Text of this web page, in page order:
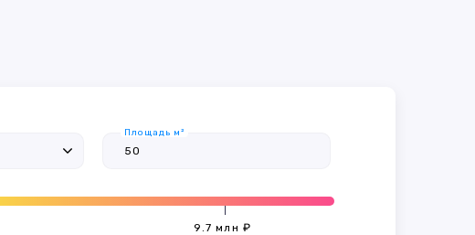
Площадь м²
9.7 млн ₽